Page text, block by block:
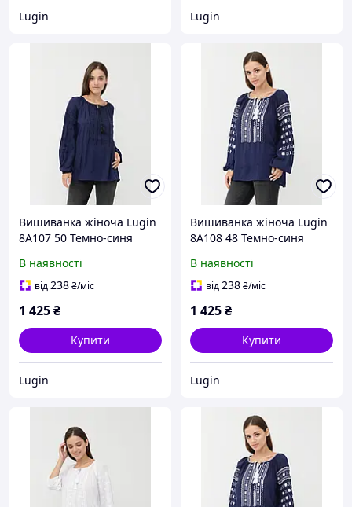
Lugin Lugin
Вишиванка жіноча Lugin
8А107 50 Темно-синя
В наявності
від238₴/міс
1 425₴
Купити
Lugin
Вишиванка жіноча Lugin
8А108 48 Темно-синя
В наявності
від238₴/міс
1 425₴
Купити
Lugin